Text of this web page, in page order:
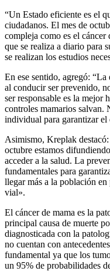
“Un Estado eficiente es el
ciudadanos. El mes de
compleja como es el cáncer
que se realiza a diario para
se realizan los estudios
En ese sentido, agregó:
al conducir ser prevenido,
ser responsable es la mejor
controles mamarios salvan.
individual para garantizar
Asimismo, Kreplak
octubre estamos
acceder a la salud. La
fundamentales para
llegar más a la población
vial».
El cáncer de mama es la
principal causa de muerte
diagnosticada con la
no cuentan con
fundamental ya que los
un 95% de probabilidades